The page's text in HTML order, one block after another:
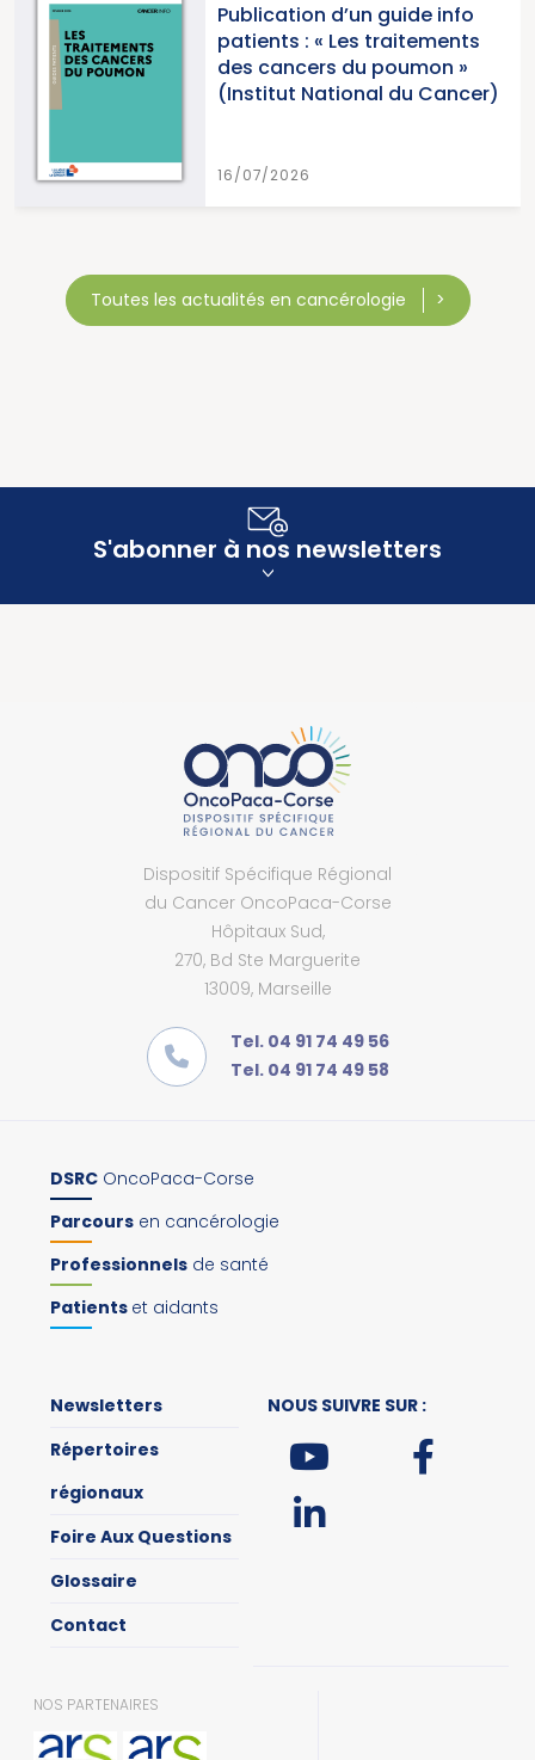
d’un guide info
: « Les traitements
du poumon »
National du Cancer)
2026
Toutes les actualités en cancérologie
S'abonner à nos newsletters
Dispositif Spécifique Régional
du Cancer OncoPaca-Corse
Hôpitaux Sud,
270, Bd Ste Marguerite
13009, Marseille
Tel. 04 91 74 49 56
Tel. 04 91 74 49 58
DSRC OncoPaca-Corse
Parcours en cancérologie
Professionnels de santé
Patients et aidants
Newsletters
Répertoires
régionaux
Foire Aux Questions
Glossaire
Contact
NOUS SUIVRE SUR :
NOS PARTENAIRES